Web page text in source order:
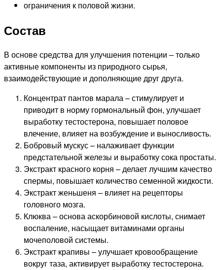
ограничения к половой жизни.
Состав
В основе средства для улучшения потенции – только
активные компоненты из природного сырья,
взаимодействующие и дополняющие друг друга.
Концентрат пантов марала – стимулирует и
приводит в норму гормональный фон, улучшает
выработку тестостерона, повышает половое
влечение, влияет на возбуждение и выносливость.
Бобровый мускус – налаживает функции
предстательной железы и выработку сока простаты.
Экстракт красного корня – делает лучшим качество
спермы, повышает количество семенной жидкости.
Экстракт женьшеня – влияет на рецепторы
головного мозга.
Клюква – основа аскорбиновой кислоты, снимает
воспаление, насыщает витаминами органы
мочеполовой системы.
Экстракт крапивы – улучшает кровообращение
вокруг таза, активирует выработку тестостерона.